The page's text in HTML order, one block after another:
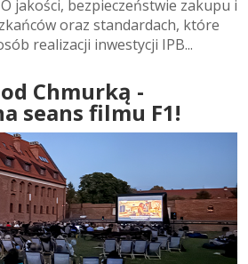
jakości, bezpieczeństwie zakupu i
oraz standardach, które
realizacji inwestycji IPB...
Chmurką -
seans filmu F1!